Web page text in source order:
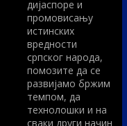
дијаспоре и
промовисању
истинских
вредности
српског народа,
помозите да се
развијамо бржим
темпом, да
технолошки и на
сваки други начин